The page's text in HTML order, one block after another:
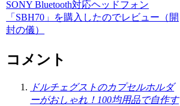
SONY Bluetooth対応ヘッドフォン
「SBH70」を購入したのでレビュー（開
封の儀）
コメント
ドルチェグストのカプセルホルダ
ーがおしゃれ！100均用品で自作す